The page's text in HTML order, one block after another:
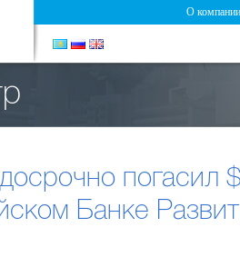
О компании
досрочно погасил
Банке